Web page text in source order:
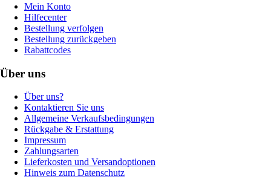
Mein Konto
Hilfecenter
Bestellung verfolgen
Bestellung zurückgeben
Rabattcodes
Über uns
Über uns?
Kontaktieren Sie uns
Allgemeine Verkaufsbedingungen
Rückgabe & Erstattung
Impressum
Zahlungsarten
Lieferkosten und Versandoptionen
Hinweis zum Datenschutz